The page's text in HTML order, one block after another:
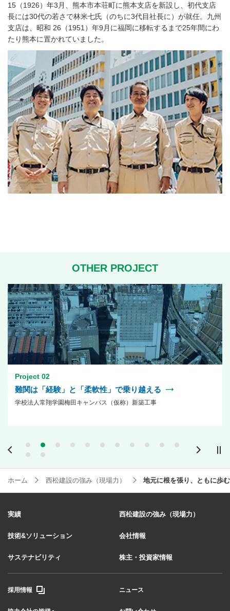
15（1926）年3月、熊本市本荘町に熊本支店を新設し、初代支店
長には30代の若さで林米七氏（のちに3代目社長に）が就任。九州
支店は、昭和 26（1951）年9月に福岡に移転するまで25年間にわ
たり熊本に置かれていました。
OTHER PROJECT
Project 02
難関は「経験」と「柔軟性」で乗り越える
学校法人常翔学園梅田キャンパス（仮称）新築工事
Previous Next
ホーム 西松建設の強み（現場力） 地元に根を張り、ともに歩
実績 西松建設の強み（現場力）
技術&ソリューション 会社情報
サステナビリティ 株主・投資家情報
採用情報 ニュース